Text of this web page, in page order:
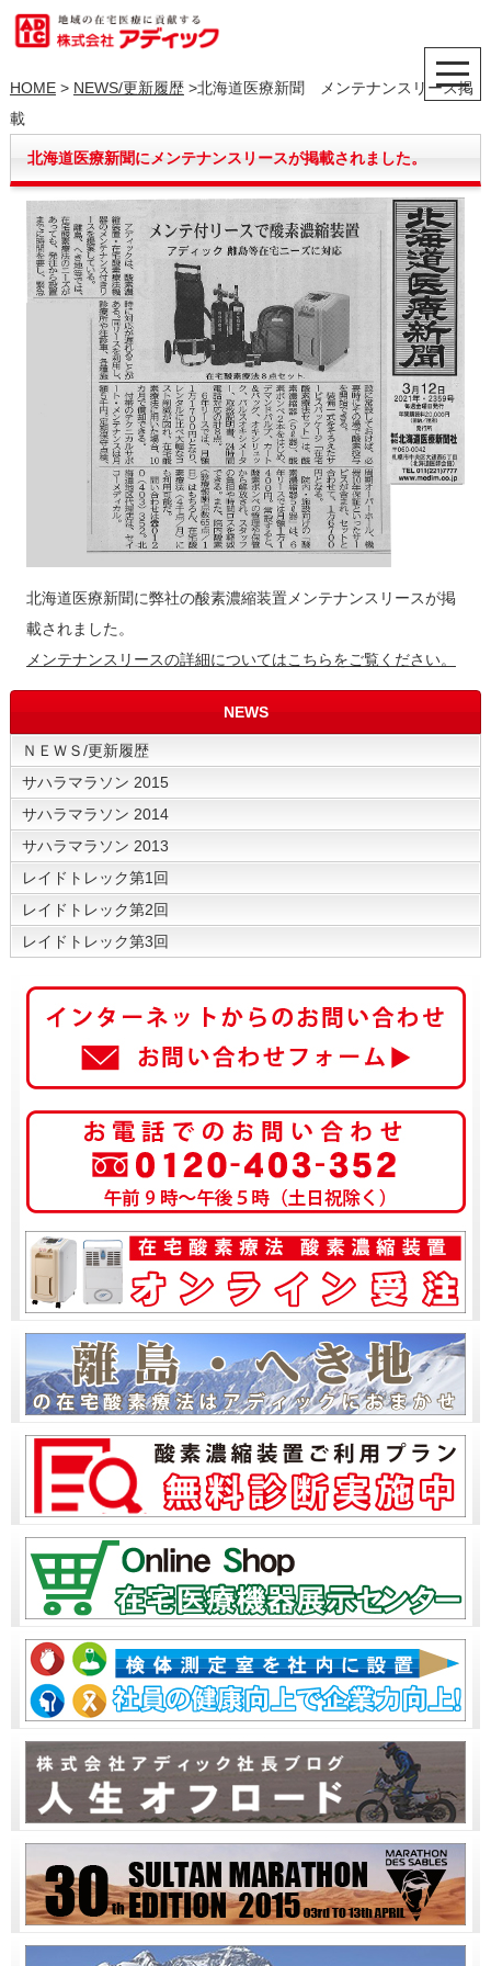
HOME> NEWS/更新履歴>北海道医療新聞 メンテナンスリース掲
載
北海道医療新聞にメンテナンスリースが掲載されました。
北海道医療新聞に弊社の酸素濃縮装置メンテナンスリースが掲
載されました。
メンテナンスリースの詳細についてはこちらをご覧ください。
NEWS
ＮＥＷＳ/更新履歴
サハラマラソン 2015
サハラマラソン 2014
サハラマラソン 2013
レイドトレック第1回
レイドトレック第2回
レイドトレック第3回